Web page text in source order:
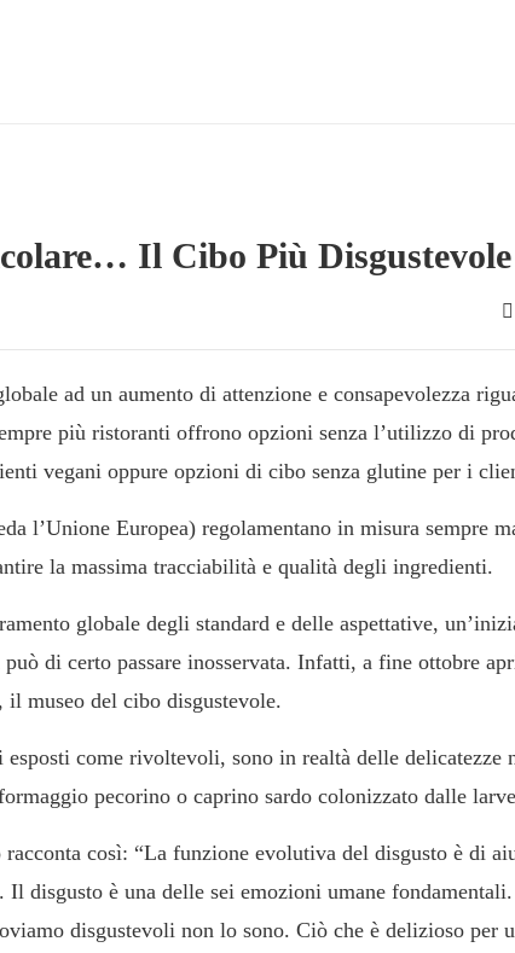
Il Cibo Più Disgustevole
ad un aumento di attenzione e consapevolezza
più ristoranti offrono opzioni senza l’utilizzo di
vegani oppure opzioni di cibo senza glutine per i
l’Unione Europea) regolamentano in misura sempre
la massima tracciabilità e qualità degli ingredienti.
globale degli standard e delle aspettative,
può di certo passare inosservata. Infatti, a fine ottobre
, il museo del cibo disgustevole.
come rivoltevoli, sono in realtà delle delicatezze
pecorino o caprino sardo colonizzato dalle
così: “La funzione evolutiva del disgusto è di
disgusto è una delle sei emozioni umane
disgustevoli non lo sono. Ciò che è delizioso per